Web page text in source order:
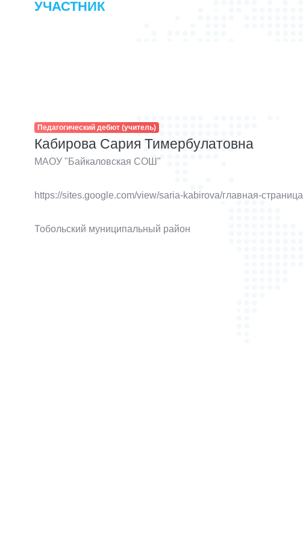
УЧАСТНИК
Педагогический дебют (учитель)
Кабирова Сария Тимербулатовна
МАОУ "Байкаловская СОШ"
https://sites.google.com/view/saria-kabirova/главная-страница
Тобольский муниципальный район